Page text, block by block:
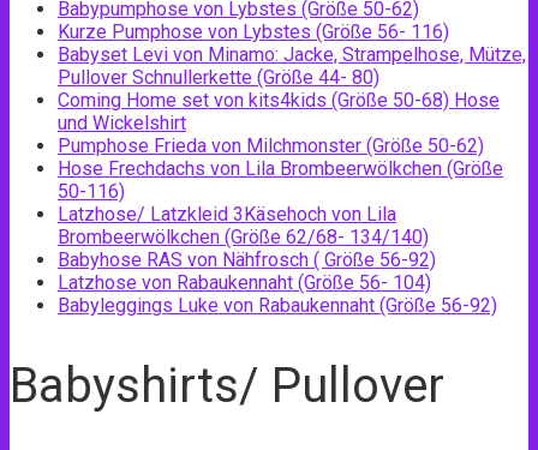
Babypumphose von Lybstes (Größe 50-62)
Kurze Pumphose von Lybstes (Größe 56- 116)
Babyset Levi von Minamo: Jacke, Strampelhose, Mütze,
Pullover Schnullerkette (Größe 44- 80)
Coming Home set von kits4kids (Größe 50-68) Hose
und Wickelshirt
Pumphose Frieda von Milchmonster (Größe 50-62)
Hose Frechdachs von Lila Brombeerwölkchen (Größe
50-116)
Latzhose/ Latzkleid 3Käsehoch von Lila
Brombeerwölkchen (Größe 62/68- 134/140)
Babyhose RAS von Nähfrosch ( Größe 56-92)
Latzhose von Rabaukennaht (Größe 56- 104)
Babyleggings Luke von Rabaukennaht (Größe 56-92)
Babyshirts/ Pullover